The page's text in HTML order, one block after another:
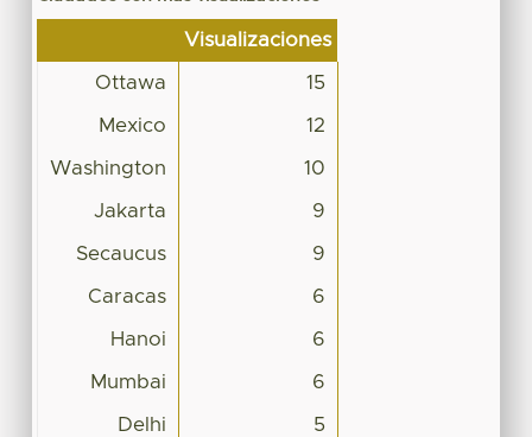
Visualizaciones
Ottawa 15
Mexico 12
Washington 10
Jakarta 9
Secaucus 9
Caracas 6
Hanoi 6
Mumbai 6
Delhi 5